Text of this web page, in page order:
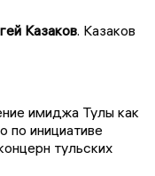
Казаков. Казаков
имиджа Тулы как
по инициативе
тульских